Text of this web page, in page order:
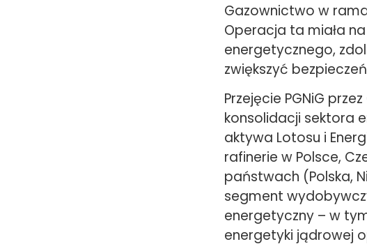
Gazownictwo w
Operacja ta miała
energetycznego,
zwiększyć
Przejęcie PGNiG
konsolidacji sektora
aktywa Lotosu i
rafinerie w Polsce,
państwach (Polska,
segment
energetyczny – w
energetyki jądrowej